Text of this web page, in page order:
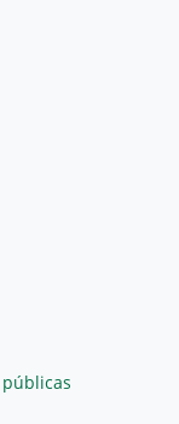
públicas